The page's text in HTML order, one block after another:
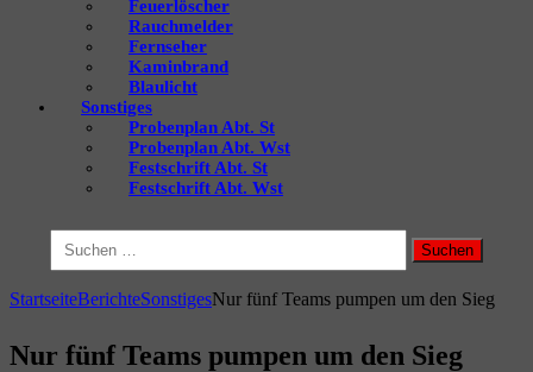
Feuerlöscher
Rauchmelder
Fernseher
Kaminbrand
Blaulicht
Sonstiges
Probenplan Abt. St
Probenplan Abt. Wst
Festschrift Abt. St
Festschrift Abt. Wst
nach:
StartseiteBerichteSonstigesNur fünf Teams pumpen um den Sieg
Nur fünf Teams pumpen um den Sieg